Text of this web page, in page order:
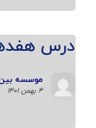
درس
موسسه بین
۴ بهمن ۱۴۰۱